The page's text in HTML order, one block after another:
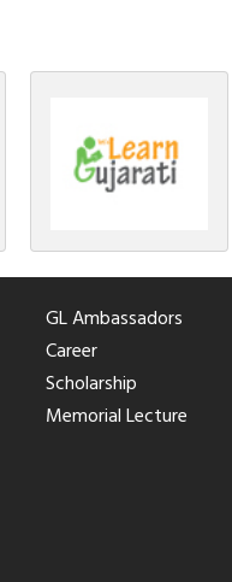
GL Ambassadors
Career
Scholarship
Memorial Lecture